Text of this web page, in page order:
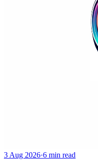
3 Aug 2026·6 min read